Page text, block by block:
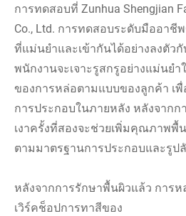
การทดสอบที่ Zunhua Shengjian
Co., Ltd. การทดสอบระดับมืออาชี
ที่แม่นยำและเข้ากันได้อย่างลงตัว
พนักงานจะเจาะรูสกรูอย่างแม่นยำ
ของการหล่อตามแบบของลูกค้า เ
การประกอบในภายหลัง หลังจากก
เงาครั้งที่สองจะช่วยเพิ่มคุณภาพพื้
ตามมาตรฐานการประกอบและรู
หลังจากการรักษาพื้นผิวแล้ว การห
เวิร์คช็อปการทาสีของ